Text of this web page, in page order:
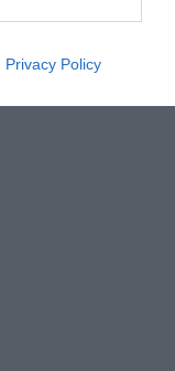
Privacy Policy